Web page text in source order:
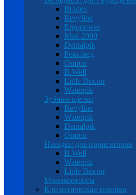
Bradex
Revyline
Ergopower
Med-2000
Dentalpik
Рокимед
Omron
B.Well
Little Doctor
Waterpik
Зубные щетки
Revyline
Waterpik
Dentalpik
Omron
Насадки для ирригаторов
B.Well
Waterpik
Little Doctor
Молокоотсосы
Климатическая техника